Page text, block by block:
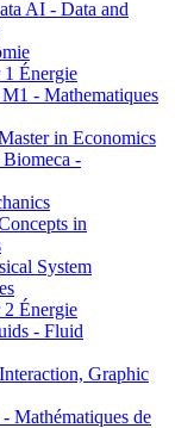
AI - Data and
Énergie
- Mathematiques
in Economics
-
in
System
Énergie
- Fluid
Graphic
de